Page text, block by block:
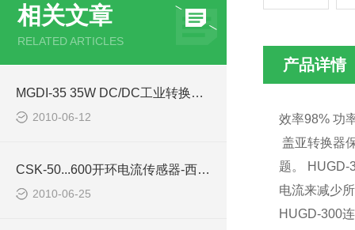
相关文章
RELATED ARTICLES
MGDI-35 35W DC/DC工业转换器-西安浩南电子科技
2010-06-12
CSK-50...600开环电流传感器-西安浩南电子科技
2010-06-25
产品详情
效率98% 功
盖亚转换器
题。
HUGD-
电流来减少
HUGD-300